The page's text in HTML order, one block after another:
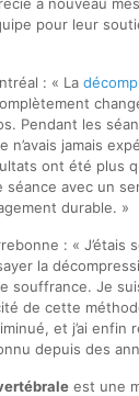
pour leur
: « La
Pendant les
n’avais jamais
ont été plus
séance avec un
durable. »
: « J’étais
la
souffrance. Je
de cette
et j’ai enfin
depuis des
est une